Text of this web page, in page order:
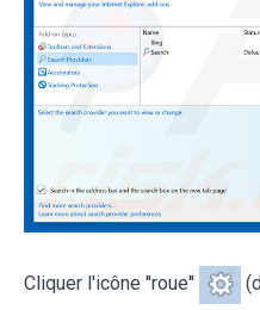
Cliquer l'icône ''roue''